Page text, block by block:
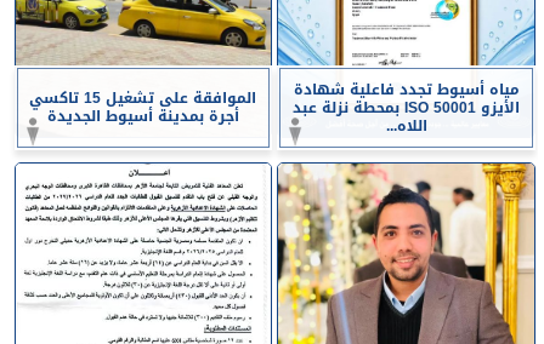
مياه أسيوط تجدد فاعلية شهادة
الأيزو ISO 50001 بمحطة نزلة عبد
اللاه...
الموافقة على تشغيل 15 تاكسي
أجرة بمدينة أسيوط الجديدة